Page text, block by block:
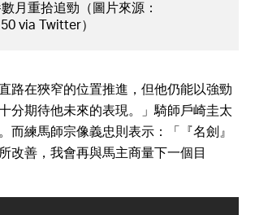
數月重拾追勁（圖片來源：
via Twitter）
路在狹窄的位置推進，但他仍能以強勁
分期待他未來的表現。」騎師戶崎圭太
而練馬師宗像義忠則表示：「『名劍』
改善，我會再與馬主商量下一個目